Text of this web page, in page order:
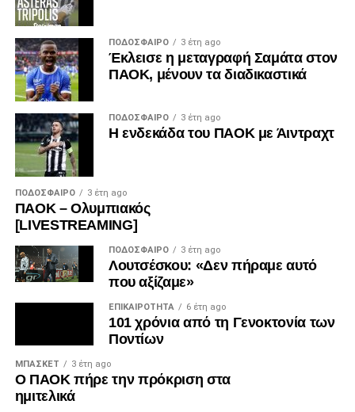
ΠΟΔΌΣΦΑΙΡΟ 3 έτη ago
Έκλεισε η μεταγραφή Σαμάτα στον
ΠΑΟΚ, μένουν τα διαδικαστικά
ΠΟΔΌΣΦΑΙΡΟ 3 έτη ago
Η ενδεκάδα του ΠΑΟΚ με Άιντραχτ
ΠΟΔΌΣΦΑΙΡΟ 3 έτη ago
ΠΑΟΚ – Ολυμπιακός
[LIVESTREAMING]
ΠΟΔΌΣΦΑΙΡΟ 3 έτη ago
Λουτσέσκου: «Δεν πήραμε αυτό
που αξίζαμε»
ΕΠΙΚΑΙΡΌΤΗΤΑ 6 έτη ago
101 χρόνια από τη Γενοκτονία των
Ποντίων
ΜΠΆΣΚΕΤ 3 έτη ago
Ο ΠΑΟΚ πήρε την πρόκριση στα
ημιτελικά